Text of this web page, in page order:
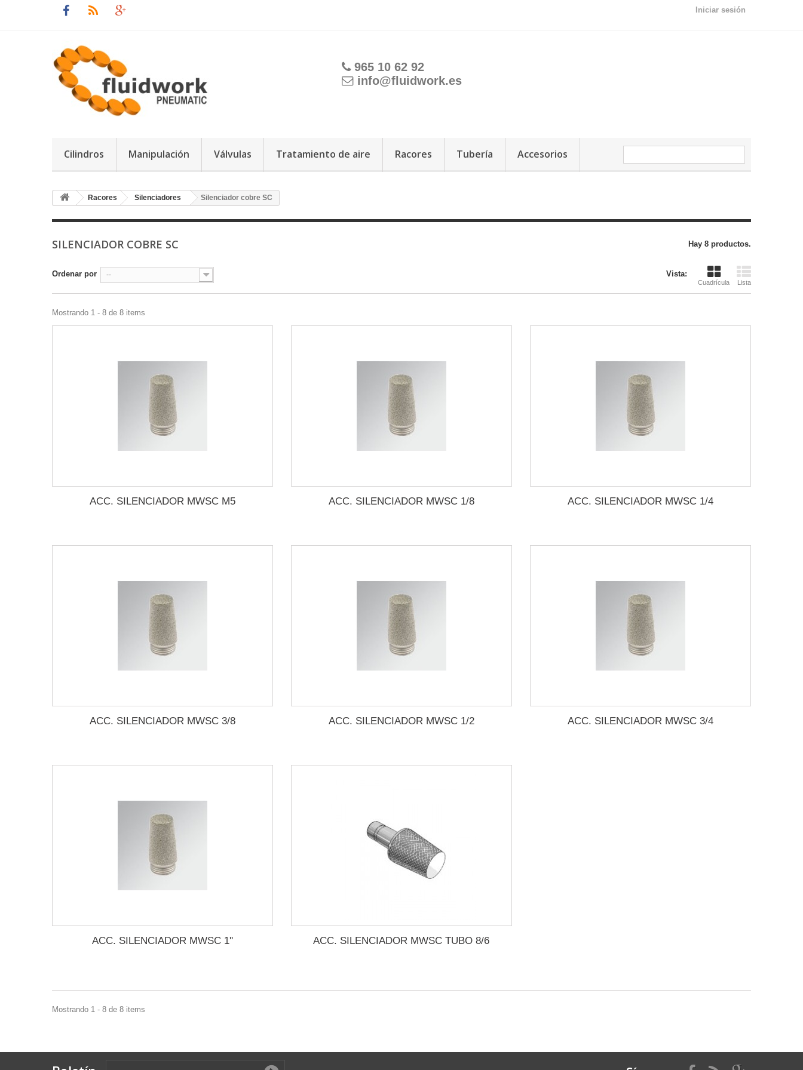
Iniciar sesión
965 10 62 92
info@fluidwork.es
Cilindros Manipulación Válvulas Tratamiento de aire Racores Tubería Accesorios
Racores Silenciadores Silenciador cobre SC
SILENCIADOR COBRE SC Hay 8 productos.
Vista:
Cuadrícula Lista
Ordenar por --
Mostrando 1 - 8 de 8 items
ACC. SILENCIADOR MWSC M5 ACC. SILENCIADOR MWSC 1/8 ACC. SILENCIADOR MWSC 1/4
ACC. SILENCIADOR MWSC 3/8 ACC. SILENCIADOR MWSC 1/2 ACC. SILENCIADOR MWSC 3/4
ACC. SILENCIADOR MWSC 1'' ACC. SILENCIADOR MWSC TUBO 8/6
Mostrando 1 - 8 de 8 items